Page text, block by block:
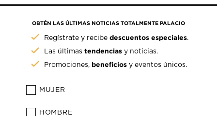
OBTÉN LAS ÚLTIMAS NOTICIAS TOTALMENTE PALACIO
Regístrate y recibedescuentos especiales.
Las últimastendencias y noticias.
Promociones, beneficios y eventos únicos.
MUJER
HOMBRE